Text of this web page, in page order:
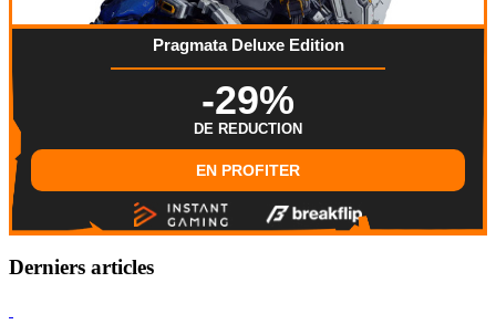
Pragmata Deluxe Edition
-29%
DE REDUCTION
EN PROFITER
Derniers articles